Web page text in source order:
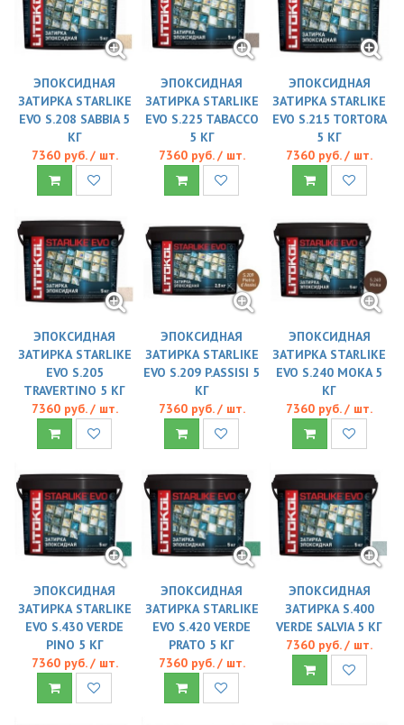
ЭПОКСИДНАЯ
ЗАТИРКА STARLIKE
EVO S.208 SABBIA 5
КГ
7360 руб. / шт.
ЭПОКСИДНАЯ
ЗАТИРКА STARLIKE
EVO S.225 TABACCO
5 КГ
7360 руб. / шт.
ЭПОКСИДНАЯ
ЗАТИРКА STARLIKE
EVO S.215 TORTORA
5 КГ
7360 руб. / шт.
ЭПОКСИДНАЯ
ЗАТИРКА STARLIKE
EVO S.205
TRAVERTINO 5 КГ
7360 руб. / шт.
ЭПОКСИДНАЯ
ЗАТИРКА STARLIKE
EVO S.209 P.ASSISI 5
КГ
7360 руб. / шт.
ЭПОКСИДНАЯ
ЗАТИРКА STARLIKE
EVO S.240 MOKA 5
КГ
7360 руб. / шт.
ЭПОКСИДНАЯ
ЗАТИРКА STARLIKE
EVO S.430 VERDE
PINO 5 КГ
7360 руб. / шт.
ЭПОКСИДНАЯ
ЗАТИРКА STARLIKE
EVO S.420 VERDE
PRATO 5 КГ
7360 руб. / шт.
ЭПОКСИДНАЯ
ЗАТИРКА S.400
VERDE SALVIA 5 КГ
7360 руб. / шт.